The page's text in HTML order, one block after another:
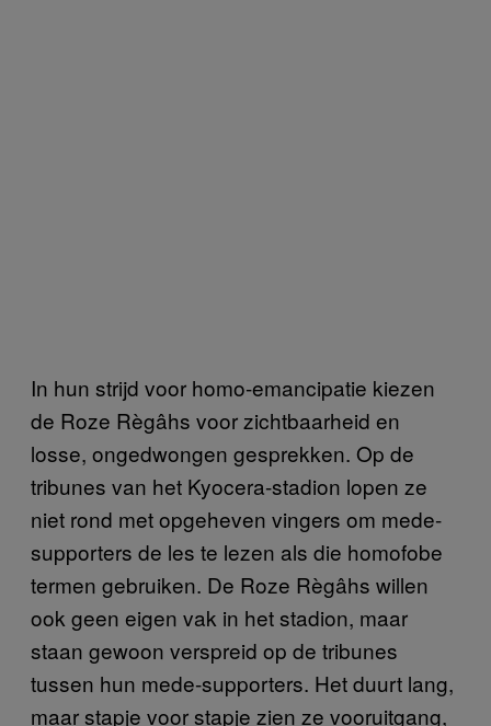
In hun strijd voor homo-emancipatie kiezen
de Roze Règâhs voor zichtbaarheid en
losse, ongedwongen gesprekken. Op de
tribunes van het Kyocera-stadion lopen ze
niet rond met opgeheven vingers om mede-
supporters de les te lezen als die homofobe
termen gebruiken. De Roze Règâhs willen
ook geen eigen vak in het stadion, maar
staan gewoon verspreid op de tribunes
tussen hun mede-supporters. Het duurt lang,
maar stapje voor stapje zien ze vooruitgang,